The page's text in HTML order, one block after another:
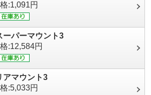
:1,091円
ーパーマウント3
:12,584円
アマウント3
:5,033円